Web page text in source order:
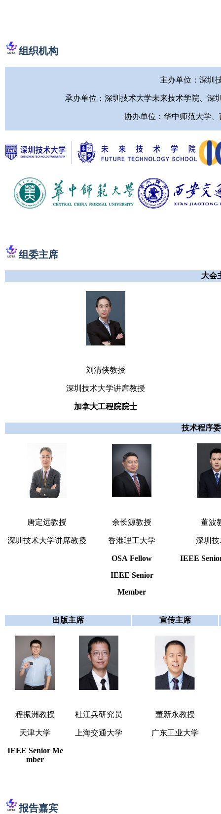
组织机构
主办单位：深圳
承办单位：深圳技术大学未来技术学院、深
协办单位：华中师范大学、西
组委主席
大会
刘清侠教授
深圳技术大学讲席教授
加拿大工程院院士
技术程序
唐定远教授
深圳技术大学讲席教授
余长源教授
香港理工大学
OSA Fellow
IEEE Senior
Member
董波
深圳技
IEEE
出版主席 宣传主席
程振洲教授
天津大学
IEEE Senior Me
mber
杜江兵研究员
上海交通大学
董新永教授
广东工业大学
报告嘉宾